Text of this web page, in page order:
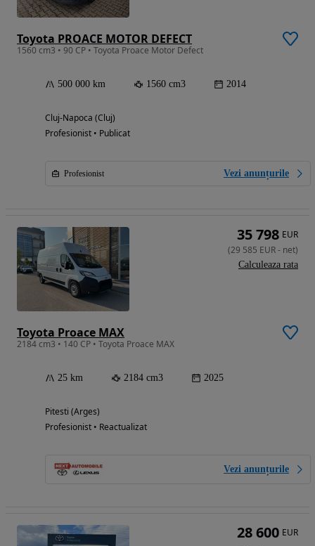
Toyota PROACE MOTOR DEFECT
1560 cm3 • 90 CP • Toyota Proace Motor Defect
500 000 km 1560 cm3 2014
Cluj-Napoca (Cluj)
Profesionist • Publicat
Profesionist Vezi anunțurile
Toyota Proace MAX
2184 cm3 • 140 CP • Toyota Proace MAX
25 km 2184 cm3 2025
Pitesti (Arges)
Profesionist • Reactualizat
Vezi anunțurile
35 798 EUR
(29 585 EUR- net)
Calculeaza rata
28 600 EUR